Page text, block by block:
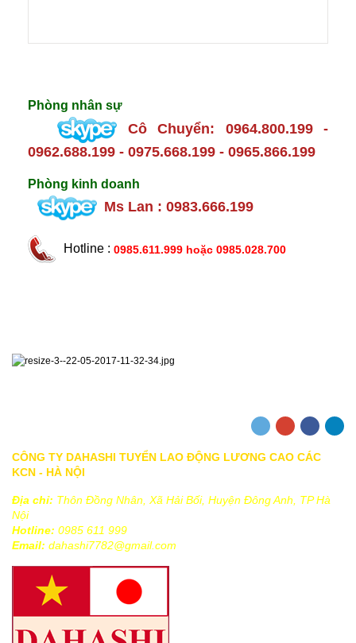
Phòng nhân sự
Cô Chuyển: 0964.800.199 -
0962.688.199 - 0975.668.199 - 0965.866.199
Phòng kinh doanh
Ms Lan : 0983.666.199
Hotline : 0985.611.999 hoặc 0985.028.700
CÔNG TY DAHASHI TUYỂN LAO ĐỘNG LƯƠNG CAO CÁC
KCN - HÀ NỘI
Địa chỉ: Thôn Đồng Nhân, Xã Hải Bối, Huyện Đông Anh, TP Hà
Nội
Hotline: 0985 611 999
Email: dahashi7782@gmail.com